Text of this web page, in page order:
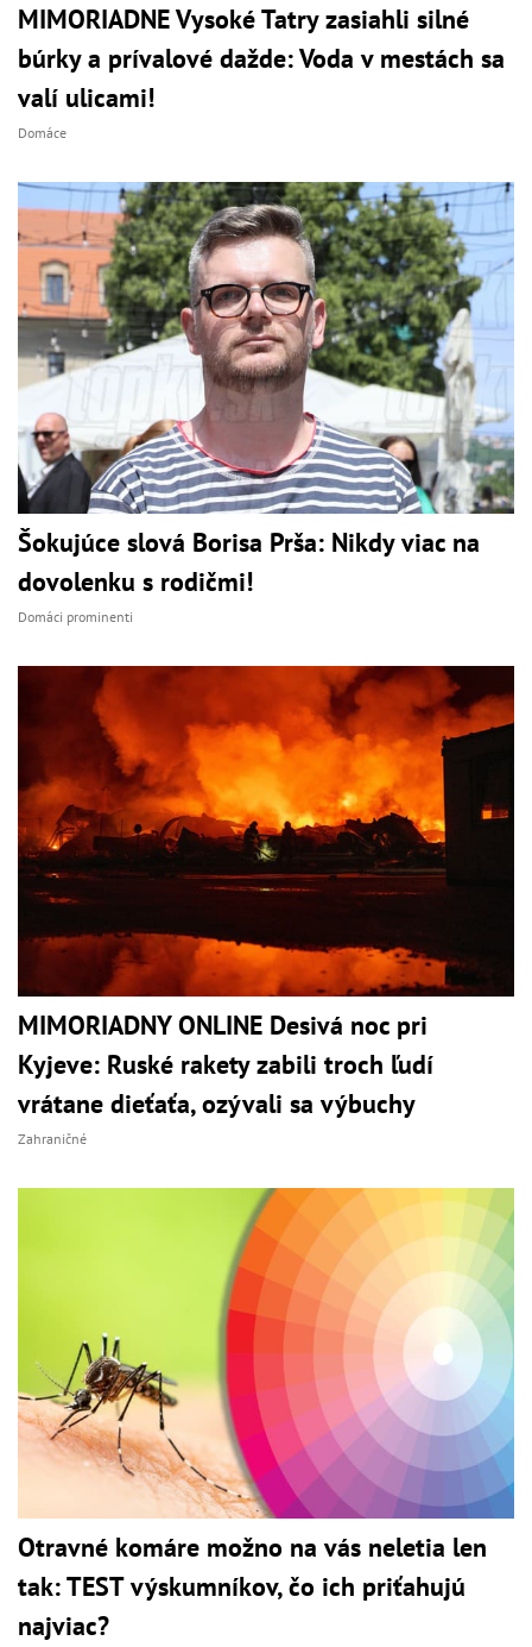
MIMORIADNE Vysoké Tatry zasiahli silné
búrky a prívalové dažde: Voda v mestách sa
valí ulicami!
Domáce
Šokujúce slová Borisa Prša: Nikdy viac na
dovolenku s rodičmi!
Domáci prominenti
MIMORIADNY ONLINE Desivá noc pri
Kyjeve: Ruské rakety zabili troch ľudí
vrátane dieťaťa, ozývali sa výbuchy
Zahraničné
Otravné komáre možno na vás neletia len
tak: TEST výskumníkov, čo ich priťahujú
najviac?